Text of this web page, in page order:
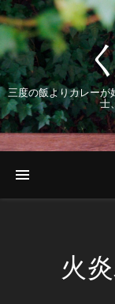
三度の飯よりカレーが
士
火